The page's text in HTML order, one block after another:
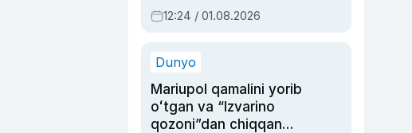
Oripovni siyosiy
ayblovlardan asrab
12:24 / 01.08.2026
Dunyo
Mariupol qamalini yorib
oʻtgan va “Izvarino
qozoni”dan chiqqan